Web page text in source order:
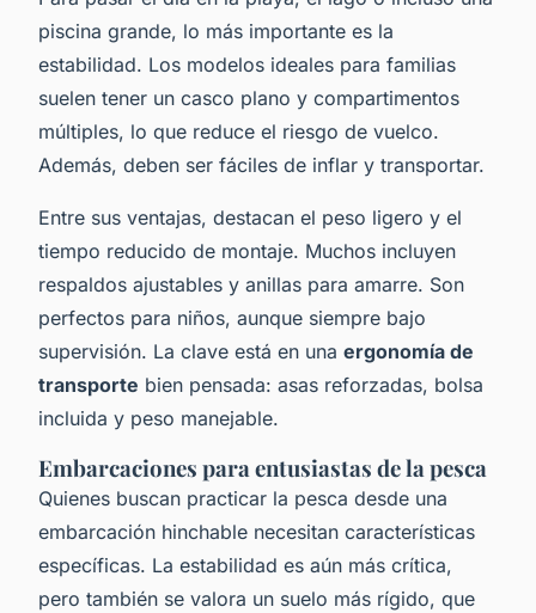
piscina grande, lo más importante es la
estabilidad. Los modelos ideales para familias
suelen tener un casco plano y compartimentos
múltiples, lo que reduce el riesgo de vuelco.
Además, deben ser fáciles de inflar y transportar.
Entre sus ventajas, destacan el peso ligero y el
tiempo reducido de montaje. Muchos incluyen
respaldos ajustables y anillas para amarre. Son
perfectos para niños, aunque siempre bajo
supervisión. La clave está en una ergonomía de
transporte bien pensada: asas reforzadas, bolsa
incluida y peso manejable.
Embarcaciones para entusiastas de la pesca
Quienes buscan practicar la pesca desde una
embarcación hinchable necesitan características
específicas. La estabilidad es aún más crítica,
pero también se valora un suelo más rígido, que